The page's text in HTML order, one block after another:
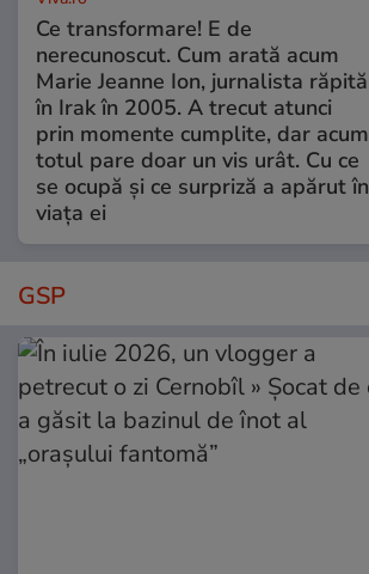
Ce transformare! E de
nerecunoscut. Cum arată acum
Marie Jeanne Ion, jurnalista răpită
în Irak în 2005. A trecut atunci
prin momente cumplite, dar acum
totul pare doar un vis urât. Cu ce
se ocupă și ce surpriză a apărut în
viața ei
GSP